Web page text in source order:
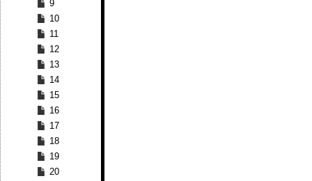
9
10
11
12
13
14
15
16
17
18
19
20